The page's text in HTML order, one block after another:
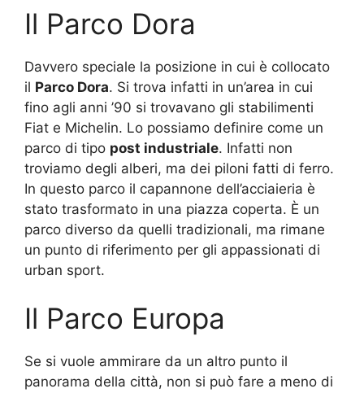
Il Parco Dora
Davvero speciale la posizione in cui è collocato
il Parco Dora. Si trova infatti in un’area in cui
fino agli anni ’90 si trovavano gli stabilimenti
Fiat e Michelin. Lo possiamo definire come un
parco di tipo post industriale. Infatti non
troviamo degli alberi, ma dei piloni fatti di ferro.
In questo parco il capannone dell’acciaieria è
stato trasformato in una piazza coperta. È un
parco diverso da quelli tradizionali, ma rimane
un punto di riferimento per gli appassionati di
urban sport.
Il Parco Europa
Se si vuole ammirare da un altro punto il
panorama della città, non si può fare a meno di